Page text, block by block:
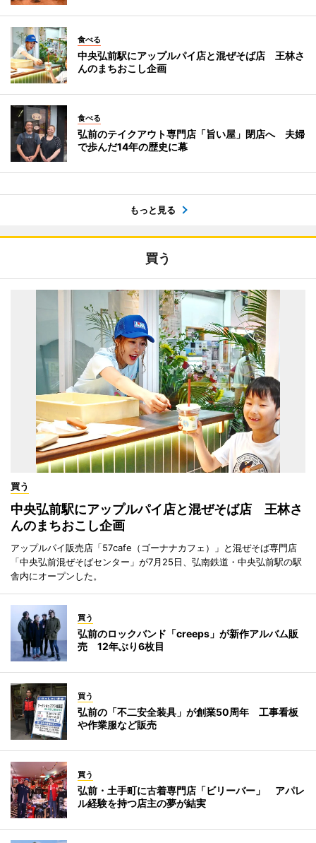
食べる
中央弘前駅にアップルパイ店と混ぜそば店 王林さ
んのまちおこし企画
食べる
弘前のテイクアウト専門店「旨い屋」閉店へ 夫婦
で歩んだ14年の歴史に幕
もっと見る
買う
買う
中央弘前駅にアップルパイ店と混ぜそば店 王林さ
んのまちおこし企画
アップルパイ販売店「57cafe（ゴーナナカフェ）」と混ぜそば専門店
「中央弘前混ぜそばセンター」が7月25日、弘南鉄道・中央弘前駅の駅
舎内にオープンした。
買う
弘前のロックバンド「creeps」が新作アルバム販
売 12年ぶり6枚目
買う
弘前の「不二安全装具」が創業50周年 工事看板
や作業服など販売
買う
弘前・土手町に古着専門店「ビリーバー」 アパレ
ル経験を持つ店主の夢が結実